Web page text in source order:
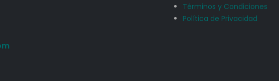
Términos y Condiciones
Política de Privacidad